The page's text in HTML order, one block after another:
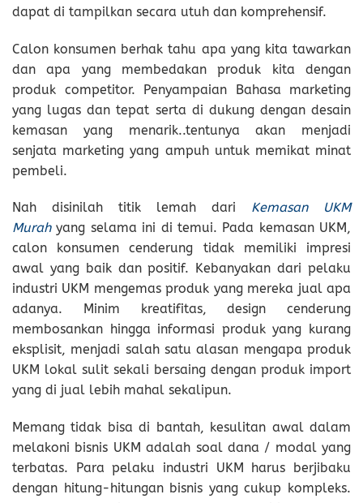
dapat di tampilkan secara utuh dan komprehensif.
Calon konsumen berhak tahu apa yang kita tawarkan
dan apa yang membedakan produk kita dengan
produk competitor. Penyampaian Bahasa marketing
yang lugas dan tepat serta di dukung dengan desain
kemasan yang menarik..tentunya akan menjadi
senjata marketing yang ampuh untuk memikat minat
pembeli.
Nah disinilah titik lemah dari Kemasan UKM
Murahyang selama ini di temui. Pada kemasan UKM,
calon konsumen cenderung tidak memiliki impresi
awal yang baik dan positif. Kebanyakan dari pelaku
industri UKM mengemas produk yang mereka jual apa
adanya. Minim kreatifitas, design cenderung
membosankan hingga informasi produk yang kurang
eksplisit, menjadi salah satu alasan mengapa produk
UKM lokal sulit sekali bersaing dengan produk import
yang di jual lebih mahal sekalipun.
Memang tidak bisa di bantah, kesulitan awal dalam
melakoni bisnis UKM adalah soal dana / modal yang
terbatas. Para pelaku industri UKM harus berjibaku
dengan hitung-hitungan bisnis yang cukup kompleks.